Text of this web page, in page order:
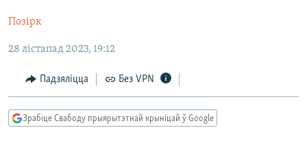
Перайсьці
да
БЕЛАРУСЫ НА ВАЙНЕ
ПАЛІТВЯЗЬНІ
АЎДЫЁКНІГІ
PREMIUM
TWITTER
Усе сайты РС/РСЭ
Позірк
28 лістапад 2023, 19:12
Падзяліцца Без VPN
Зрабіце Свабоду прыярытэтнай крыніцай ў Google